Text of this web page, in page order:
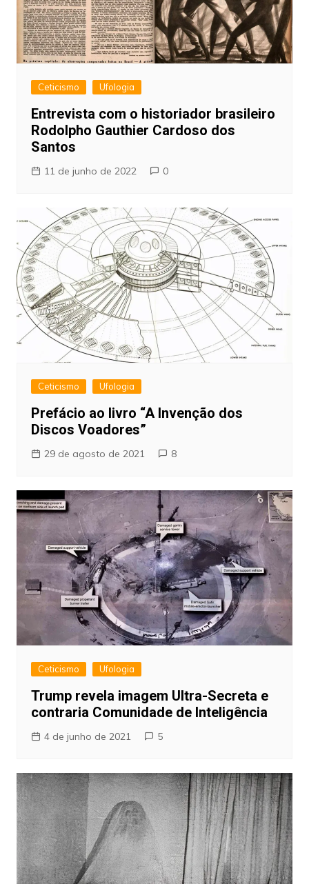
Ceticismo Ufologia
Entrevista com o historiador brasileiro
Rodolpho Gauthier Cardoso dos
Santos
11 de junho de 2022 0
Ceticismo Ufologia
Prefácio ao livro “A Invenção dos
Discos Voadores”
29 de agosto de 2021 8
Ceticismo Ufologia
Trump revela imagem Ultra-Secreta e
contraria Comunidade de Inteligência
4 de junho de 2021 5